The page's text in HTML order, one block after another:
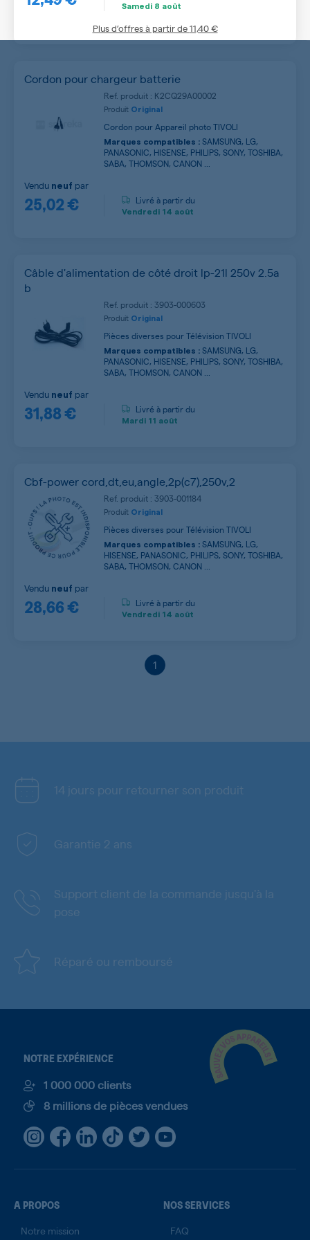
Samedi 8 août
Plus d’offres à partir de11,40 €
Cordon pour chargeur batterie
Ref. produit : K2CQ29A00002
Produit Original
Cordon pour Appareil photo TIVOLI
Marques compatibles : SAMSUNG, LG,
PANASONIC, HISENSE, PHILIPS, SONY, TOSHIBA,
SABA, THOMSON, CANON ...
25,02 €
Vendu neuf par
Livré à partir du
Vendredi 14 août
Câble d'alimentation de côté droit lp-21l 250v 2.5a
b
Ref. produit : 3903-000603
Produit Original
Pièces diverses pour Télévision TIVOLI
Marques compatibles : SAMSUNG, LG,
PANASONIC, HISENSE, PHILIPS, SONY, TOSHIBA,
SABA, THOMSON, CANON ...
31,88 €
Vendu neuf par
Livré à partir du
Mardi 11 août
Cbf-power cord,dt,eu,angle,2p(c7),250v,2
Ref. produit : 3903-001184
Produit Original
Pièces diverses pour Télévision TIVOLI
Marques compatibles : SAMSUNG, LG,
HISENSE, PANASONIC, PHILIPS, SONY, TOSHIBA,
SABA, THOMSON, CANON ...
28,66 €
Vendu neuf par
Livré à partir du
Vendredi 14 août
1
14 jours pour retourner son produit
Garantie 2 ans
Support client de la commande jusqu'à la
pose
Réparé ou remboursé
NOTRE EXPÉRIENCE
1 000 000 clients
8 millions de pièces vendues
A PROPOS
Notre mission
NOS SERVICES
FAQ